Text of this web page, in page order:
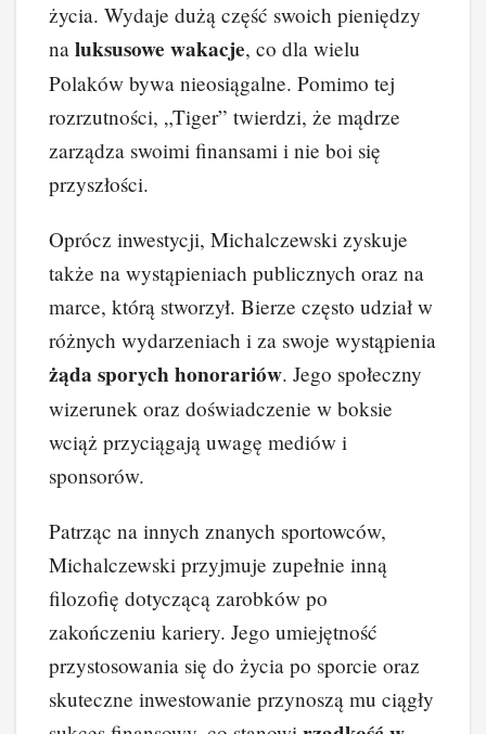
życia. Wydaje dużą część swoich pieniędzy
na luksusowe wakacje, co dla wielu
Polaków bywa nieosiągalne. Pomimo tej
rozrzutności, „Tiger” twierdzi, że mądrze
zarządza swoimi finansami i nie boi się
przyszłości.
Oprócz inwestycji, Michalczewski zyskuje
także na wystąpieniach publicznych oraz na
marce, którą stworzył. Bierze często udział w
różnych wydarzeniach i za swoje wystąpienia
żąda sporych honorariów. Jego społeczny
wizerunek oraz doświadczenie w boksie
wciąż przyciągają uwagę mediów i
sponsorów.
Patrząc na innych znanych sportowców,
Michalczewski przyjmuje zupełnie inną
filozofię dotyczącą zarobków po
zakończeniu kariery. Jego umiejętność
przystosowania się do życia po sporcie oraz
skuteczne inwestowanie przynoszą mu ciągły